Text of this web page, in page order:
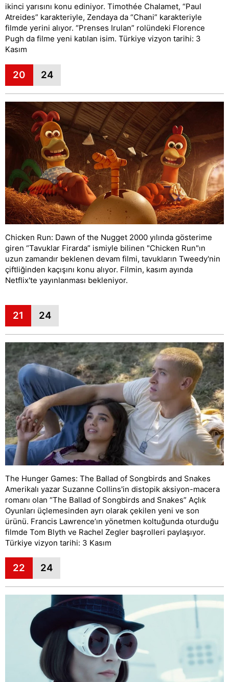
ikinci yarısını konu ediniyor. Timothée Chalamet, “Paul
Atreides” karakteriyle, Zendaya da “Chani” karakteriyle
filmde yerini alıyor. “Prenses Irulan” rolündeki Florence
Pugh da filme yeni katılan isim. Türkiye vizyon tarihi: 3
Kasım
20 24
Chicken Run: Dawn of the Nugget 2000 yılında gösterime
giren “Tavuklar Firarda” ismiyle bilinen "Chicken Run"ın
uzun zamandır beklenen devam filmi, tavukların Tweedy'nin
çiftliğinden kaçışını konu alıyor. Filmin, kasım ayında
Netflix'te yayınlanması bekleniyor.
21 24
The Hunger Games: The Ballad of Songbirds and Snakes
Amerikalı yazar Suzanne Collins'in distopik aksiyon-macera
romanı olan “The Ballad of Songbirds and Snakes” Açlık
Oyunları üçlemesinden ayrı olarak çekilen yeni ve son
ürünü. Francis Lawrence’ın yönetmen koltuğunda oturduğu
filmde Tom Blyth ve Rachel Zegler başrolleri paylaşıyor.
Türkiye vizyon tarihi: 3 Kasım
22 24